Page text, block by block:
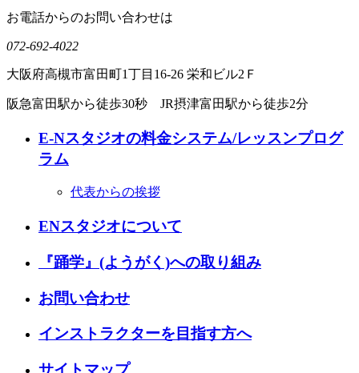
お電話からのお問い合わせは
072-692-4022
大阪府高槻市富田町1丁目16-26 栄和ビル2Ｆ
阪急富田駅から徒歩30秒 JR摂津富田駅から徒歩2分
E-Nスタジオの料金システム/レッスンプログ
ラム
代表からの挨拶
ENスタジオについて
『踊学』(ようがく)への取り組み
お問い合わせ
インストラクターを目指す方へ
サイトマップ